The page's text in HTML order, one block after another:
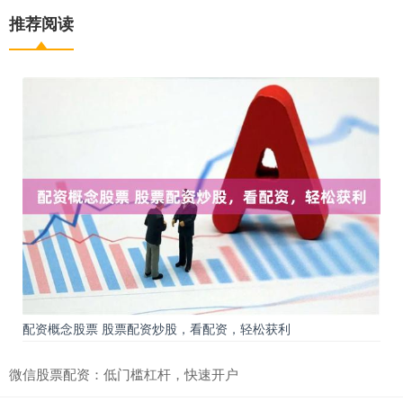
推荐阅读
配资概念股票 股票配资炒股，看配资，轻松获利
微信股票配资：低门槛杠杆，快速开户